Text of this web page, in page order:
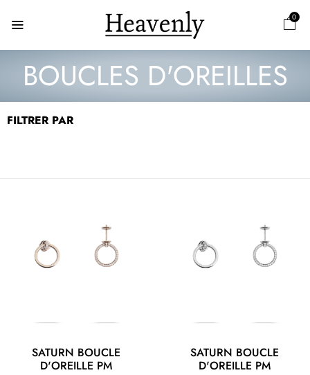
0
BOUCLES D'OREILLES
FILTRER PAR
SATURN BOUCLE
D'OREILLE PM
SATURN BOUCLE
D'OREILLE PM